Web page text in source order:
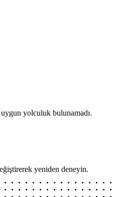
uygun yolculuk bulunamadı.
yeniden deneyin.